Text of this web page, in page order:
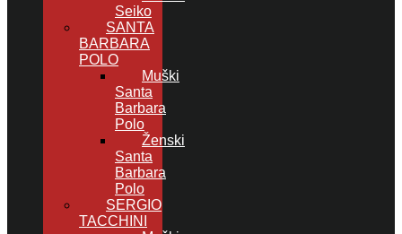
Seiko
SANTA
BARBARA
POLO
Muški
Santa
Barbara
Polo
Ženski
Santa
Barbara
Polo
SERGIO
TACCHINI